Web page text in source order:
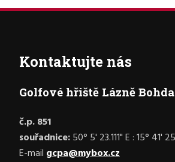
Kontaktujte nás
Golfové hřiště Lázně
č.p. 851
souřadnice:50° 5' 23.111" E : 15° 41'
E-mail gcpa@mybox.cz